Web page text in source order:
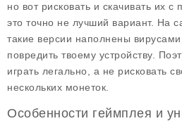
но вот рисковать и скачивать их с
это точно не лучший вариант. На
такие версии наполнены
повредить твоему устройству.
играть легально, а не рисковать
нескольких монеток.
Особенности геймплея и